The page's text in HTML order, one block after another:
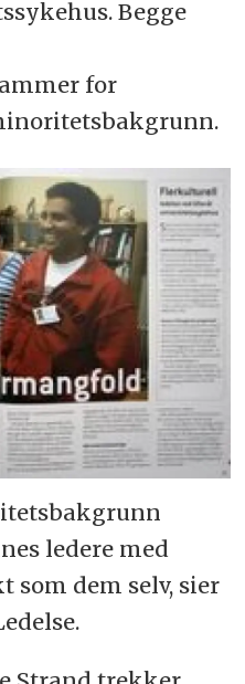
Begge
for
ledere med
som dem selv, sier